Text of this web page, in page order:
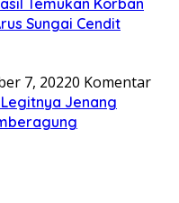
Sungai Cendit
7, 20220 Komentar
Legitnya Jenang